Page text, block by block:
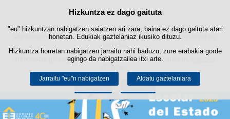
Cookie politika
Webgune honek berezko cookie-ak erabiltzen ditu nabigazioa errazteko
eta hirugarrenen cookie-ak erabilera- eta gogobetetasun-estatistikak
Informazio gehiago lor dezakezu gure "Cookie-ak" atalean,
Onartu Ukatu
Hizkuntza ez dago gaituta
"eu" hizkuntzan nabigatzen saiatzen ari zara, baina ez dago gaituta atari
honetan. Edukiak gaztelaniaz ikusiko dituzu.
Hizkuntza horretan nabigatzen jarraitu nahi baduzu, zure erabakia gorde
egingo da nabigatzailea itxi arte.
Jarraitu "eu"n nabigatzen Aldatu gaztelaniara
Edukira salto egin